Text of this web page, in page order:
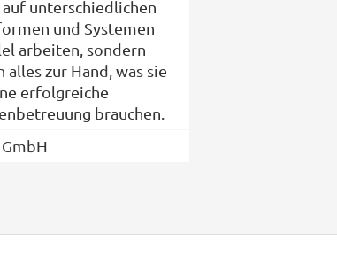
unterschiedlichen
und Systemen
arbeiten, sondern
alles zur Hand, was sie
erfolgreiche
brauchen.
GmbH